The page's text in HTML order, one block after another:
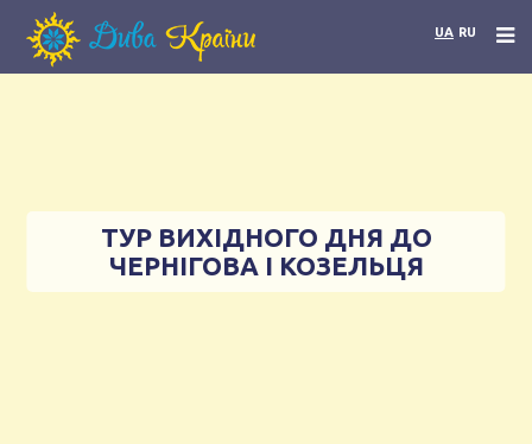
UA RU
ТУР ВИХІДНОГО ДНЯ ДО
ЧЕРНІГОВА І КОЗЕЛЬЦЯ